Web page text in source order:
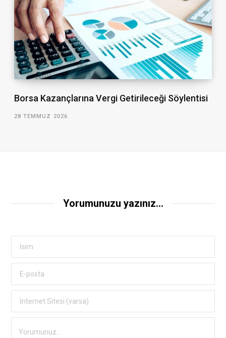
Borsa Kazançlarına Vergi Getirileceği Söylentisi
28 TEMMUZ 2026
Yorumunuzu yazınız...